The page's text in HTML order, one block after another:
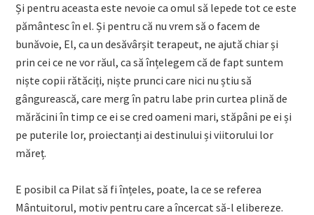
Și pentru aceasta este nevoie ca omul să lepede tot ce este
pământesc în el. Și pentru că nu vrem să o facem de
bunăvoie, El, ca un desăvârșit terapeut, ne ajută chiar și
prin cei ce ne vor răul, ca să înțelegem că de fapt suntem
niște copii rătăciți, niște prunci care nici nu știu să
gângurească, care merg în patru labe prin curtea plină de
mărăcini în timp ce ei se cred oameni mari, stăpâni pe ei și
pe puterile lor, proiectanți ai destinului și viitorului lor
măreț.
E posibil ca Pilat să fi înțeles, poate, la ce se referea
Mântuitorul, motiv pentru care a încercat să-l elibereze.